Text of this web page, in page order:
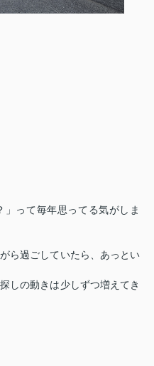
」って毎年思ってる気がしま
ら過ごしていたら、あっとい
しの動きは少しずつ増えてき